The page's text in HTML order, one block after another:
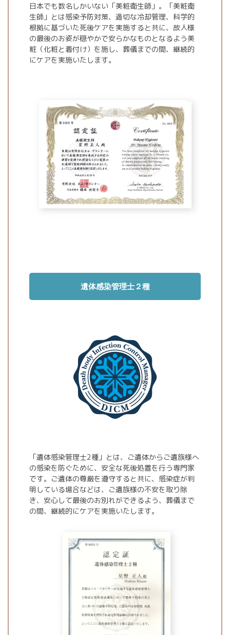
日本でも数名しかいない「美粧衛生師」。「美粧衛
生師」とは感染予防対策、適切な冷却管理、科学的
根拠に基づいた死後ケアを実施すると共に、故人様
の最後のお姿が穏やかで安らかなものとなるよう美
粧（化粧と着付け）を施し、葬儀までの間、継続的
にケアを実施いたします。
遺体感染管理士２種
「遺体感染管理士2種」とは、ご遺体からご遺族様へ
の感染を防ぐために、安全な死後処置を行う専門家
です。ご遺体の尊厳を遵守すると共に、感染症が判
明している場合などは、ご遺族様の不安を取り除
き、安心して最後のお別れができるよう、葬儀まで
の間、継続的にケアを実施いたします。